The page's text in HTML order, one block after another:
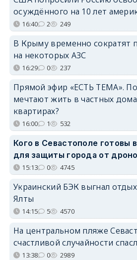
осуждённого на 10 лет
16:40 2 249
В Крыму временно сократят
на некоторых АЗС
16:29 0 237
Прямой эфир «ЕСТЬ ТЕМА».
мечтают жить в частных
квартирах?
16:00 1 532
Кого в Севастополе готовы
для защиты города от
15:13 0 4745
Украинский БЭК выгнал
Ялты
14:15 5 4570
На центральном пляже
счастливой случайности
13:38 0 2989